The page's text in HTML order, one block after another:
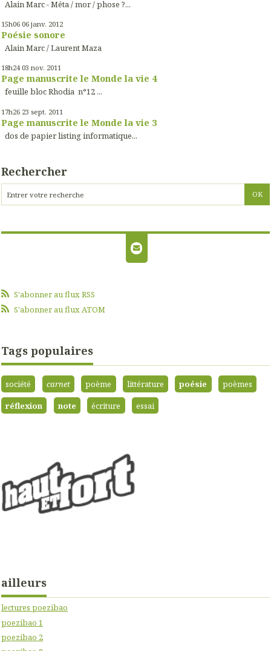
Alain Marc - Méta / mor / phose ?...
15h06 06 janv. 2012
Poésie sonore
Alain Marc / Laurent Maza
18h24 03 nov. 2011
Page manuscrite le Monde la vie 4
feuille bloc Rhodia n°12 ...
17h26 23 sept. 2011
Page manuscrite le Monde la vie 3
dos de papier listing informatique...
Rechercher
S'abonner au flux RSS
S'abonner au flux ATOM
Tags populaires
société carnet poème littérature poésie
poèmes
réflexion
note écriture essai
ailleurs
lectures poezibao
poezibao 1
poezibao 2